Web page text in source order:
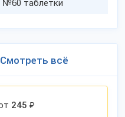
№60 таблетки
Смотреть всё
245 ₽